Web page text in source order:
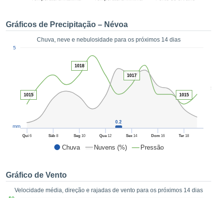
ou
permite-
a nossa
fornecer-
botão
todos os
ou
no
como
um perfil
CONFIGURAÇÕES
Gráficos de Precipitação – Névoa
Chuva, neve e nebulosidade para os próximos 14 dias
Chuva Nuvens (%) Pressão
50
Qui 6 Sáb8 Seg10 Qua12 Sex 14 Dom16 Ter 18
5
mm
0.2
1015
1018
1017
1015
Gráfico de Vento
Velocidade média, direção e rajadas de vento para os próximos 14 dias